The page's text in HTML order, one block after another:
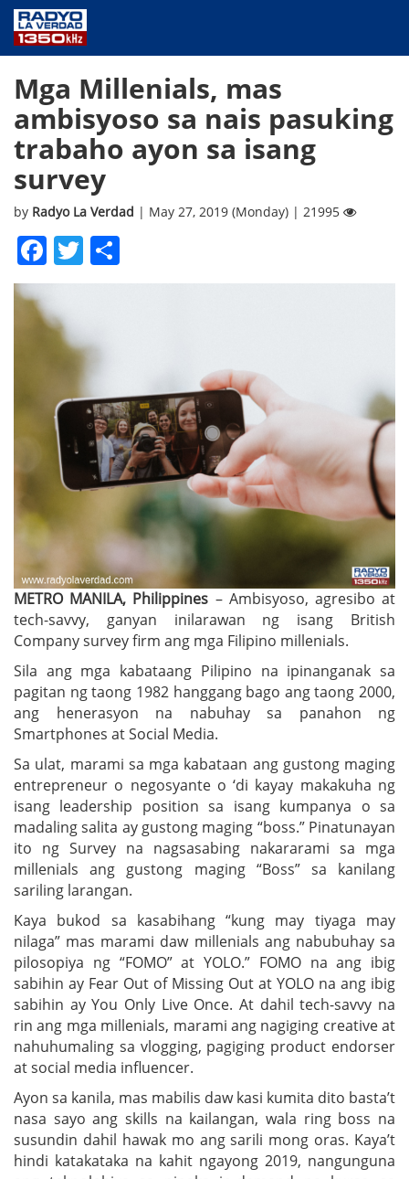
PUBLIC SERVICE
ANNOUNCEMENTS
PROGRAMS
ABOUT
CONTACT US
Mga Millenials, mas
ambisyoso sa nais pasuking
trabaho ayon sa isang
survey
by Radyo La Verdad | May 27, 2019 (Monday) | 21995
Facebook
Twitter
METRO MANILA, Philippines – Ambisyoso, agresibo at
tech-savvy, ganyan inilarawan ng isang British
Company survey firm ang mga Filipino millenials.
Sila ang mga kabataang Pilipino na ipinanganak sa
pagitan ng taong 1982 hanggang bago ang taong 2000,
ang henerasyon na nabuhay sa panahon ng
Smartphones at Social Media.
Sa ulat, marami sa mga kabataan ang gustong maging
entrepreneur o negosyante o ‘di kayay makakuha ng
isang leadership position sa isang kumpanya o sa
madaling salita ay gustong maging “boss.” Pinatunayan
ito ng Survey na nagsasabing nakararami sa mga
millenials ang gustong maging “Boss” sa kanilang
sariling larangan.
Kaya bukod sa kasabihang “kung may tiyaga may
nilaga” mas marami daw millenials ang nabubuhay sa
pilosopiya ng “FOMO” at YOLO.” FOMO na ang ibig
sabihin ay Fear Out of Missing Out at YOLO na ang ibig
sabihin ay You Only Live Once. At dahil tech-savvy na
rin ang mga millenials, marami ang nagiging creative at
nahuhumaling sa vlogging, pagiging product endorser
at social media influencer.
Ayon sa kanila, mas mabilis daw kasi kumita dito basta’t
nasa sayo ang skills na kailangan, wala ring boss na
susundin dahil hawak mo ang sarili mong oras. Kaya’t
hindi katakataka na kahit ngayong 2019, nangunguna